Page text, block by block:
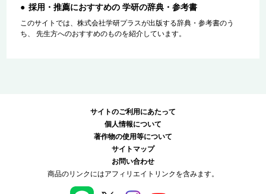
採用・推薦におすすめの 学研の辞典・参考書
このサイトでは、株式会社学研プラスが出版する辞典・参考書のう
ち、 先生方へのおすすめのものを紹介しています。
サイトのご利用にあたって
個人情報について
著作物の使用等について
サイトマップ
お問い合わせ
商品のリンクにはアフィリエイトリンクを含みます。